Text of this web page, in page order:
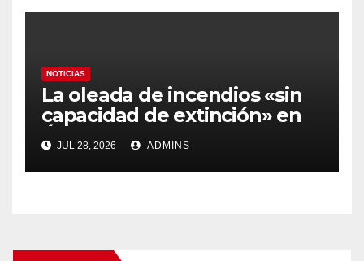
NOTICIAS
La oleada de incendios «sin
capacidad de extinción» en
Ávila y al oeste de Madrid
obliga a declarar la
emergencia nacional
JUL 28, 2026 ADMINS